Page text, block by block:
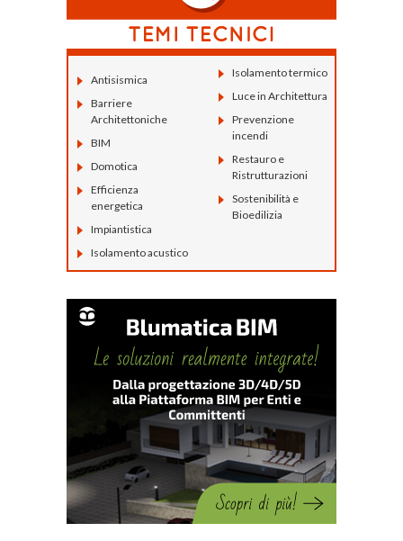
Antisismica
Barriere
Architettoniche
BIM
Domotica
Efficienza
energetica
Impiantistica
Isolamento acustico
Isolamento termico
Luce in Architettura
Prevenzione
incendi
Restauro e
Ristrutturazioni
Sostenibilità e
Bioedilizia